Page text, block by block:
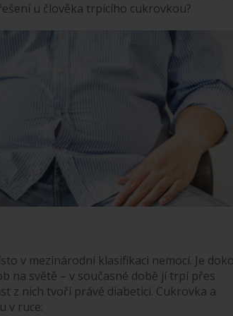
u člověka trpícího cukrovkou?
v mezinárodní klasifikaci nemocí. Je
na světě – v současné době jí trpí přes
z nich tvoří právě diabetici. Cukrovka a
v ruce: